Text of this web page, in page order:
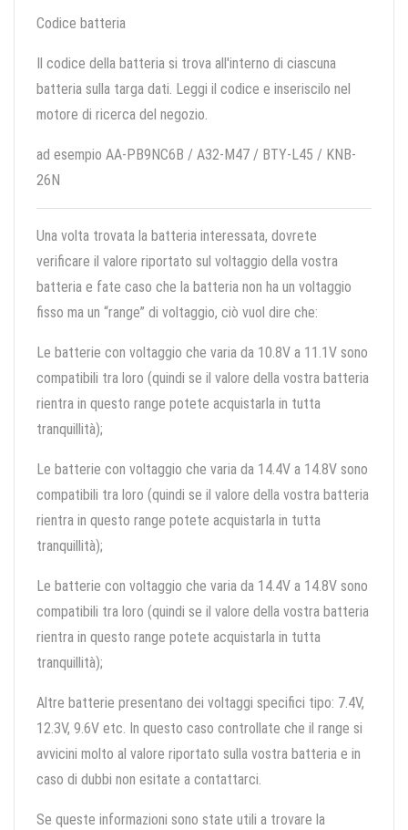
Codice batteria
Il codice della batteria si trova all'interno di ciascuna
batteria sulla targa dati. Leggi il codice e inseriscilo nel
motore di ricerca del negozio.
ad esempio AA-PB9NC6B / A32-M47 / BTY-L45 / KNB-
26N
Una volta trovata la batteria interessata, dovrete
verificare il valore riportato sul voltaggio della vostra
batteria e fate caso che la batteria non ha un voltaggio
fisso ma un “range” di voltaggio, ciò vuol dire che:
Le batterie con voltaggio che varia da 10.8V a 11.1V sono
compatibili tra loro (quindi se il valore della vostra batteria
rientra in questo range potete acquistarla in tutta
tranquillità);
Le batterie con voltaggio che varia da 14.4V a 14.8V sono
compatibili tra loro (quindi se il valore della vostra batteria
rientra in questo range potete acquistarla in tutta
tranquillità);
Le batterie con voltaggio che varia da 14.4V a 14.8V sono
compatibili tra loro (quindi se il valore della vostra batteria
rientra in questo range potete acquistarla in tutta
tranquillità);
Altre batterie presentano dei voltaggi specifici tipo: 7.4V,
12.3V, 9.6V etc. In questo caso controllate che il range si
avvicini molto al valore riportato sulla vostra batteria e in
caso di dubbi non esitate a contattarci.
Se queste informazioni sono state utili a trovare la